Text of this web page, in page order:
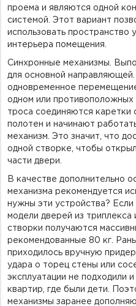
проема и являются одной
системой. Этот вариант
использовать пространство
интерьера помещения.
Синхронные механизмы.
для основной
одновременное
одном или
троса соединяются каретки
полотен и начинают
механизм. Это значит, что
одной створке, чтобы
части двери.
В качестве дополнительно
механизма рекомендуется
нужны эти устройства?
модели дверей из триплекса
створки получаются
рекомендованные 80 кг.
приходилось вручную
удара о торец стены или
эксплуатации не подходили
квартир, где были дети.
механизмы заранее